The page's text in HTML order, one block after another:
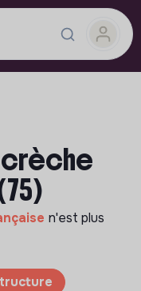
crèche
n'est plus